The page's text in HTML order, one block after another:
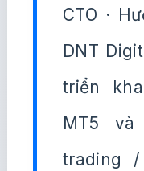
CTO ·
DNT
triển
MT5
trading